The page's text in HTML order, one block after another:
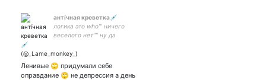
антíчная креветка💉
логика это who’’’ ничего
веселого нет’’’’ ну да
Ленивые 🙄 придумали себе
оправдание 🙄 не депрессия а день